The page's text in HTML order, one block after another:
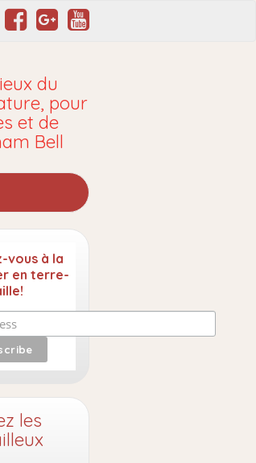
du
pour
et de
Bell
vous à la
en terre-
les